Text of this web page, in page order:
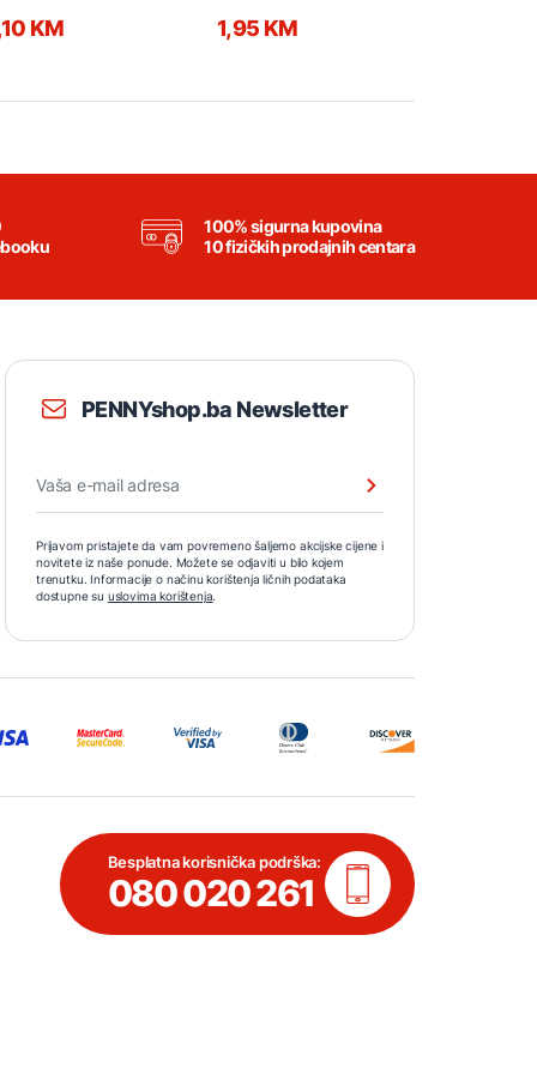
KM 1,95 KM
100% sigurna kupovina
10 fizičkih prodajnih centara
PENNYshop.ba Newsletter
Prijavom pristajete da vam povremeno šaljemo akcijske cijene i
novitete iz naše ponude. Možete se odjaviti u bilo kojem
trenutku. Informacije o načinu korištenja ličnih podataka
dostupne su uslovima korištenja.
Besplatna korisnička podrška:
080 020 261